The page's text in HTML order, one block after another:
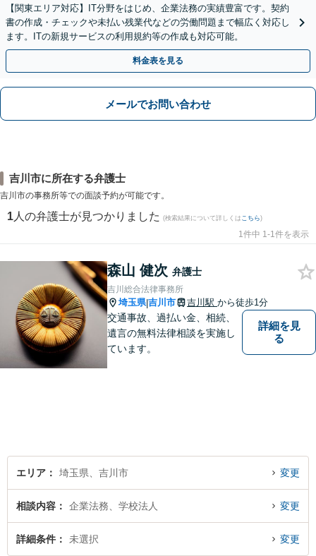
【関東エリア対応】IT分野をはじめ、企業法務の実績豊富です。契約
書の作成・チェックや未払い残業代などの労働問題まで幅広く対応し
ます。ITの新規サービスの利用規約等の作成も対応可能。
料金表を見る
メールでお問い合わせ
吉川市に所在する弁護士
吉川市の事務所等での面談予約が可能です。
1 人の弁護士が見つかりました (検索結果について詳しくは こちら)
1件中 1-1件を表示
森山 健次 弁護士
吉川総合法律事務所
埼玉県|吉川市 吉川駅 から徒歩1分
交通事故、過払い金、相続、
遺言の無料法律相談を実施し
ています。
詳細を見
る
エリア 埼玉県、吉川市 変更
相談内容 企業法務、学校法人 変更
詳細条件 未選択 変更